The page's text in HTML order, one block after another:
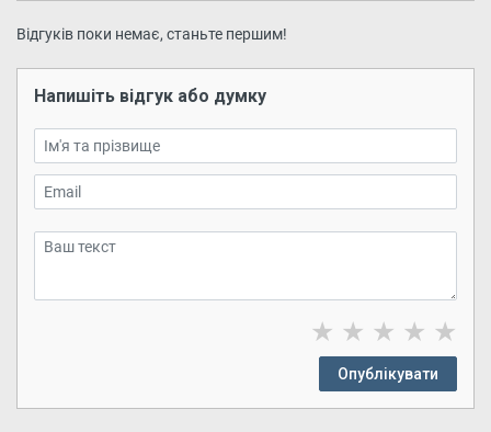
Відгуків поки немає, станьте першим!
Напишіть відгук або думку
★ ★ ★ ★ ★
Опублікувати